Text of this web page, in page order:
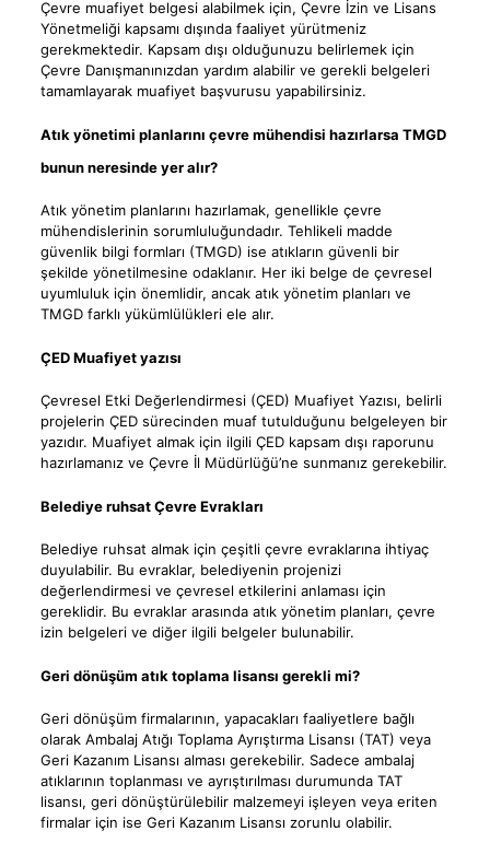
Çevre muafiyet belgesi alabilmek için, Çevre İzin ve Lisans
Yönetmeliği kapsamı dışında faaliyet yürütmeniz
gerekmektedir. Kapsam dışı olduğunuzu belirlemek için
Çevre Danışmanınızdan yardım alabilir ve gerekli belgeleri
tamamlayarak muafiyet başvurusu yapabilirsiniz.
Atık yönetimi planlarını çevre mühendisi hazırlarsa TMGD
bunun neresinde yer alır?
Atık yönetim planlarını hazırlamak, genellikle çevre
mühendislerinin sorumluluğundadır. Tehlikeli madde
güvenlik bilgi formları (TMGD) ise atıkların güvenli bir
şekilde yönetilmesine odaklanır. Her iki belge de çevresel
uyumluluk için önemlidir, ancak atık yönetim planları ve
TMGD farklı yükümlülükleri ele alır.
ÇED Muafiyet yazısı
Çevresel Etki Değerlendirmesi (ÇED) Muafiyet Yazısı, belirli
projelerin ÇED sürecinden muaf tutulduğunu belgeleyen bir
yazıdır. Muafiyet almak için ilgili ÇED kapsam dışı raporunu
hazırlamanız ve Çevre İl Müdürlüğü’ne sunmanız gerekebilir.
Belediye ruhsat Çevre Evrakları
Belediye ruhsat almak için çeşitli çevre evraklarına ihtiyaç
duyulabilir. Bu evraklar, belediyenin projenizi
değerlendirmesi ve çevresel etkilerini anlaması için
gereklidir. Bu evraklar arasında atık yönetim planları, çevre
izin belgeleri ve diğer ilgili belgeler bulunabilir.
Geri dönüşüm atık toplama lisansı gerekli mi?
Geri dönüşüm firmalarının, yapacakları faaliyetlere bağlı
olarak Ambalaj Atığı Toplama Ayrıştırma Lisansı (TAT) veya
Geri Kazanım Lisansı alması gerekebilir. Sadece ambalaj
atıklarının toplanması ve ayrıştırılması durumunda TAT
lisansı, geri dönüştürülebilir malzemeyi işleyen veya eriten
firmalar için ise Geri Kazanım Lisansı zorunlu olabilir.